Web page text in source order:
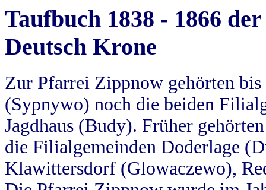
Taufbuch 1838 - 1866
Deutsch Krone
Zur Pfarrei Zippnow gehörten
(Sypnywo) noch die beiden
Jagdhaus (Budy). Früher
die Filialgemeinden Doderlage
Klawittersdorf (Glowaczewo),